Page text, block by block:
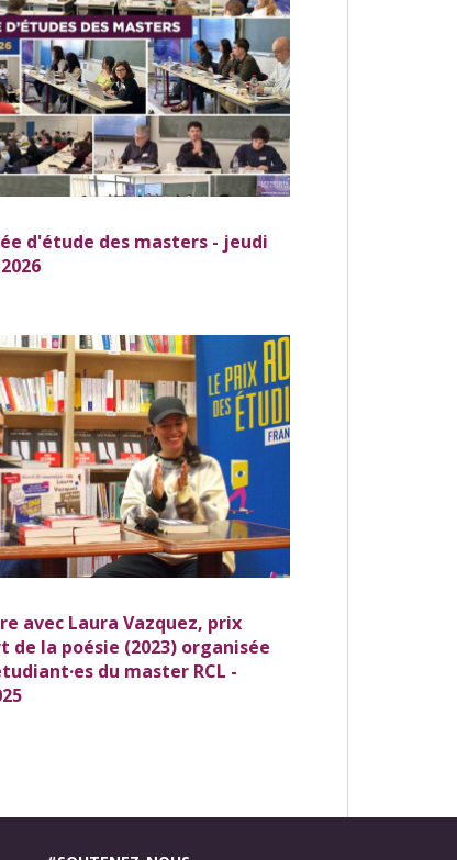
d'étude des masters - jeudi
avec Laura Vazquez, prix
de la poésie (2023) organisée
du master RCL -